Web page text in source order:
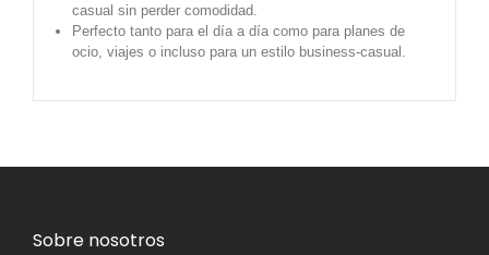
casual sin perder comodidad.
Perfecto tanto para el día a día como para planes de
ocio, viajes o incluso para un estilo business-casual.
Sobre nosotros